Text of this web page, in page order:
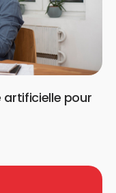
artificielle pour